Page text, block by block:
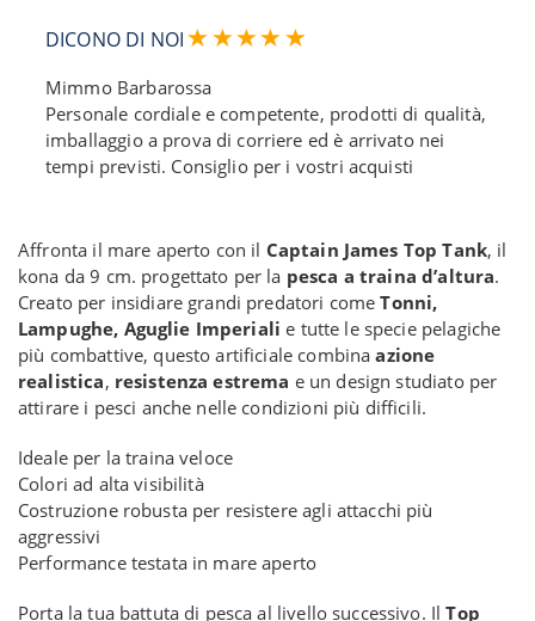
DICONO DI NOI
Mimmo Barbarossa
Personale cordiale e competente, prodotti di qualità,
imballaggio a prova di corriere ed è arrivato nei
tempi previsti. Consiglio per i vostri acquisti
Affronta il mare aperto con il Captain James Top Tank, il
kona da 9 cm. progettato per la pesca a traina d’altura.
Creato per insidiare grandi predatori comeTonni,
Lampughe, Aguglie Imperiali e tutte le specie pelagiche
più combattive, questo artificiale combinaazione
realistica, resistenza estrema e un design studiato per
attirare i pesci anche nelle condizioni più difficili.
Ideale per la traina veloce
Colori ad alta visibilità
Costruzione robusta per resistere agli attacchi più
aggressivi
Performance testata in mare aperto
Porta la tua battuta di pesca al livello successivo. IlTop